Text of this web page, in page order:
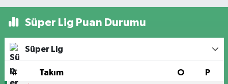
Süper Lig Puan Durumu
Süper Lig
# Takım O P